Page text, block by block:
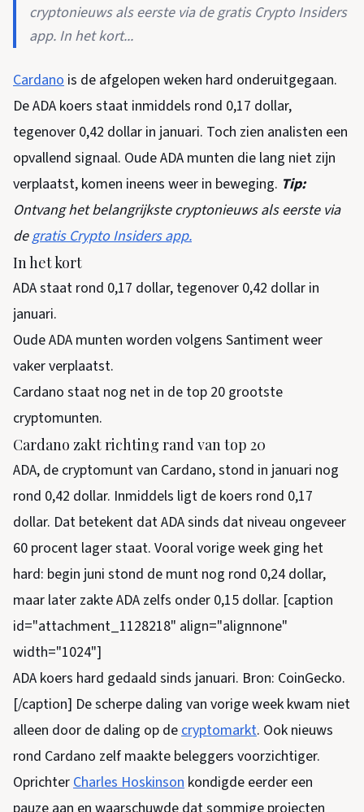
cryptonieuws als eerste via de gratis Crypto Insiders
app. In het kort...
Cardano is de afgelopen weken hard onderuitgegaan.
De ADA koers staat inmiddels rond 0,17 dollar,
tegenover 0,42 dollar in januari. Toch zien analisten een
opvallend signaal. Oude ADA munten die lang niet zijn
verplaatst, komen ineens weer in beweging. Tip:
Ontvang het belangrijkste cryptonieuws als eerste via
degratis Crypto Insiders app.
In het kort
ADA staat rond 0,17 dollar, tegenover 0,42 dollar in
januari.
Oude ADA munten worden volgens Santiment weer
vaker verplaatst.
Cardano staat nog net in de top 20 grootste
cryptomunten.
Cardano zakt richting rand van top 20
ADA, de cryptomunt van Cardano, stond in januari nog
rond 0,42 dollar. Inmiddels ligt de koers rond 0,17
dollar. Dat betekent dat ADA sinds dat niveau ongeveer
60 procent lager staat. Vooral vorige week ging het
hard: begin juni stond de munt nog rond 0,24 dollar,
maar later zakte ADA zelfs onder 0,15 dollar. [caption
id="attachment_1128218" align="alignnone"
width="1024"]
ADA koers hard gedaald sinds januari. Bron: CoinGecko.
[/caption] De scherpe daling van vorige week kwam niet
alleen door de daling op decryptomarkt. Ook nieuws
rond Cardano zelf maakte beleggers voorzichtiger.
OprichterCharles Hoskinson kondigde eerder een